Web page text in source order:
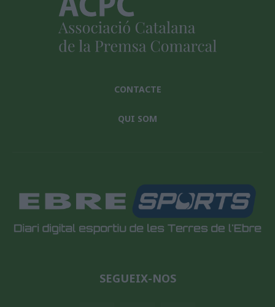
CONTACTE
QUI SOM
SEGUEIX-NOS